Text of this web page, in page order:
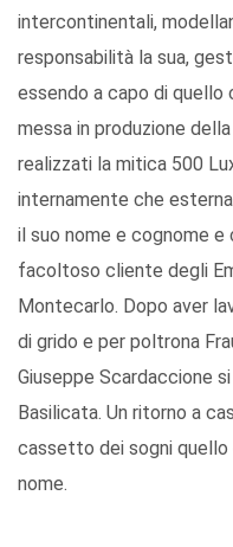
intercontinentali,
responsabilità la sua,
essendo a capo di quello
messa in produzione
realizzati la mitica 500
internamente che
il suo nome e cognome e
facoltoso cliente degli
Montecarlo. Dopo aver
di grido e per poltrona
Giuseppe Scardaccione
Basilicata. Un ritorno a
cassetto dei sogni quello
nome.